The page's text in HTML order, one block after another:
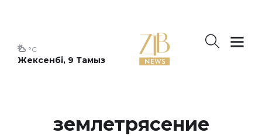
Жексенбі, 9 Тамыз
°C
землетрясение